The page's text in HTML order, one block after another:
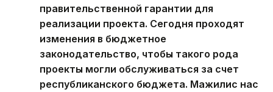
правительственной гарантии для
реализации проекта. Сегодня проходят
изменения в бюджетное
законодательство, чтобы такого рода
проекты могли обслуживаться за счет
республиканского бюджета. Мажилис нас